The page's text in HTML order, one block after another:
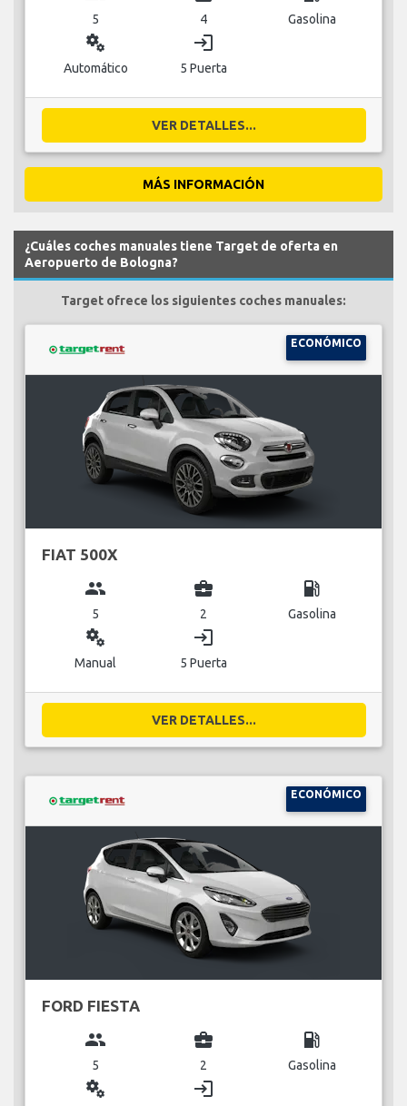
5 4 Gasolina
miscellaneous_services
Automático
login
5 Puerta
VER DETALLES...
MÁS INFORMACIÓN
¿Cuáles coches manuales tiene Target de oferta en
Aeropuerto de Bologna?
Target ofrece los siguientes coches manuales:
ECONÓMICO
FIAT 500X
group
5
business_center
2
local_gas_station
Gasolina
miscellaneous_services
Manual
login
5 Puerta
VER DETALLES...
ECONÓMICO
FORD FIESTA
group
5
business_center
2
local_gas_station
Gasolina
miscellaneous_services login